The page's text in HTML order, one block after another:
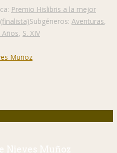
Premio Hislibris a la mejor
Subgéneros: Aventuras,
Años, S. XIV
Nieves Muñoz